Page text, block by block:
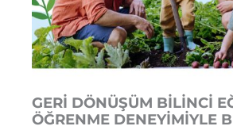
GERİ DÖNÜŞÜM BİLİNCİ
ÖĞRENME DENEYİMİYLE